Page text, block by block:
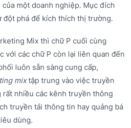
một doanh nghiệp. Mục đích
đột phá để kích thích thị trường.
Mix thì chữ P cuối cùng
với các chữ P còn lại liên quan đến
luôn sẵn sàng cung cấp,
mixtập trung vào việc truyền
nhiều các kênh truyền thông
truyền tải thông tin hay quảng bá
dùng.